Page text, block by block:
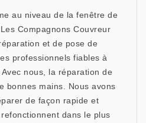
au niveau de la fenêtre de
Compagnons Couvreur
et de pose de
professionnels fiables à
nous, la réparation de
bonnes mains. Nous avons
de façon rapide et
dans le plus